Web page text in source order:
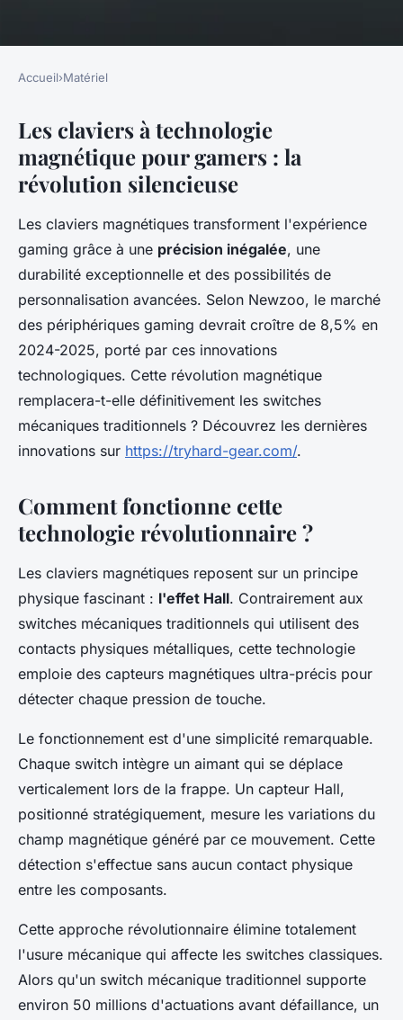
Clavier magnétique :
l'accessoire essentiel pour
gamers modernes
Timéo•3 décembre 2025•8 min de lecture
Accueil›Matériel
Les claviers à technologie
magnétique pour gamers : la
révolution silencieuse
Les claviers magnétiques transforment l'expérience
gaming grâce à une précision inégalée, une
durabilité exceptionnelle et des possibilités de
personnalisation avancées. Selon Newzoo, le marché
des périphériques gaming devrait croître de 8,5% en
2024-2025, porté par ces innovations
technologiques. Cette révolution magnétique
remplacera-t-elle définitivement les switches
mécaniques traditionnels ? Découvrez les dernières
innovations sur https://tryhard-gear.com/.
Comment fonctionne cette
technologie révolutionnaire ?
Les claviers magnétiques reposent sur un principe
physique fascinant : l'effet Hall. Contrairement aux
switches mécaniques traditionnels qui utilisent des
contacts physiques métalliques, cette technologie
emploie des capteurs magnétiques ultra-précis pour
détecter chaque pression de touche.
Le fonctionnement est d'une simplicité remarquable.
Chaque switch intègre un aimant qui se déplace
verticalement lors de la frappe. Un capteur Hall,
positionné stratégiquement, mesure les variations du
champ magnétique généré par ce mouvement. Cette
détection s'effectue sans aucun contact physique
entre les composants.
Cette approche révolutionnaire élimine totalement
l'usure mécanique qui affecte les switches classiques.
Alors qu'un switch mécanique traditionnel supporte
environ 50 millions d'actuations avant défaillance, un